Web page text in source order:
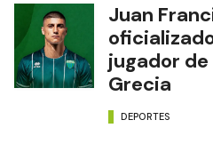
Juan
jugador de
Grecia
DEPORTES